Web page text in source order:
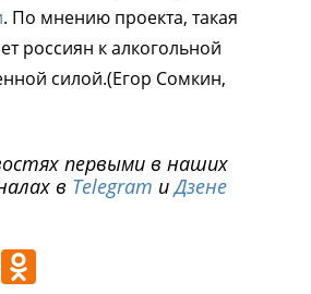
. По мнению проекта, такая
россиян к алкогольной
силой.(Егор Сомкин,
первыми в наших
в Telegram иДзене
VK